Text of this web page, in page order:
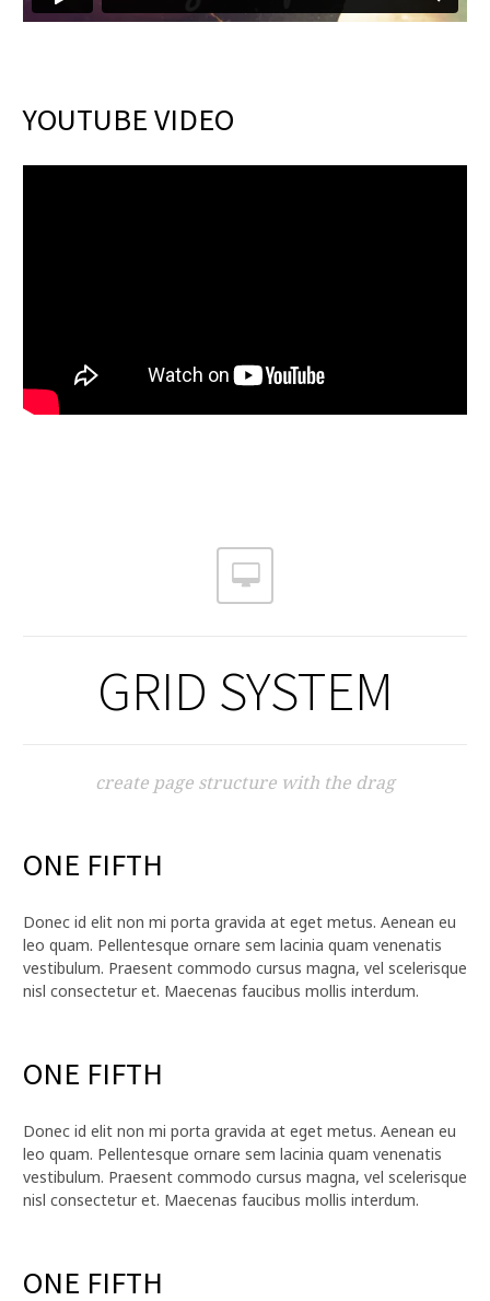
YOUTUBE VIDEO
GRID SYSTEM
create page structure with the drag
ONE FIFTH
Donec id elit non mi porta gravida at eget metus. Aenean eu
leo quam. Pellentesque ornare sem lacinia quam venenatis
vestibulum. Praesent commodo cursus magna, vel scelerisque
nisl consectetur et. Maecenas faucibus mollis interdum.
ONE FIFTH
Donec id elit non mi porta gravida at eget metus. Aenean eu
leo quam. Pellentesque ornare sem lacinia quam venenatis
vestibulum. Praesent commodo cursus magna, vel scelerisque
nisl consectetur et. Maecenas faucibus mollis interdum.
ONE FIFTH